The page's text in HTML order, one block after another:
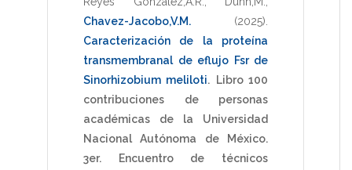
Chavez-Jacobo,V.M.
(2025)
Caracterización de la proteína
transmembranal de eflujo Fsr de
Sinorhizobium meliloti. Libro 100
contribuciones de personas
académicas de la Universidad
Nacional Autónoma de México.
3er. Encuentro de técnicos